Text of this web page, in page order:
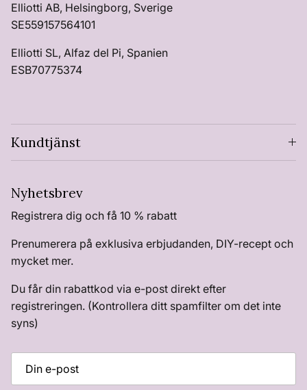
Elliotti AB, Helsingborg, Sverige
SE559157564101
Elliotti SL, Alfaz del Pi, Spanien
ESB70775374
Kundtjänst
Nyhetsbrev
Registrera dig och få 10 % rabatt
Prenumerera på exklusiva erbjudanden, DIY-recept och
mycket mer.
Du får din rabattkod via e-post direkt efter
registreringen. (Kontrollera ditt spamfilter om det inte
syns)